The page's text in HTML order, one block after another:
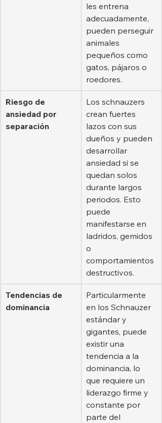
les entrena
adecuadamente,
pueden perseguir
animales
pequeños como
gatos, pájaros o
roedores.
Riesgo de
ansiedad por
separación
Los schnauzers
crean fuertes
lazos con sus
dueños y pueden
desarrollar
ansiedad si se
quedan solos
durante largos
periodos. Esto
puede
manifestarse en
ladridos, gemidos
o
comportamientos
destructivos.
Tendencias de
dominancia
Particularmente
en los Schnauzer
estándar y
gigantes, puede
existir una
tendencia a la
dominancia, lo
que requiere un
liderazgo firme y
constante por
parte del